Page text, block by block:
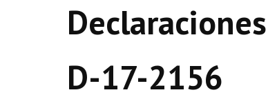
Declaraciones
D-17-2156